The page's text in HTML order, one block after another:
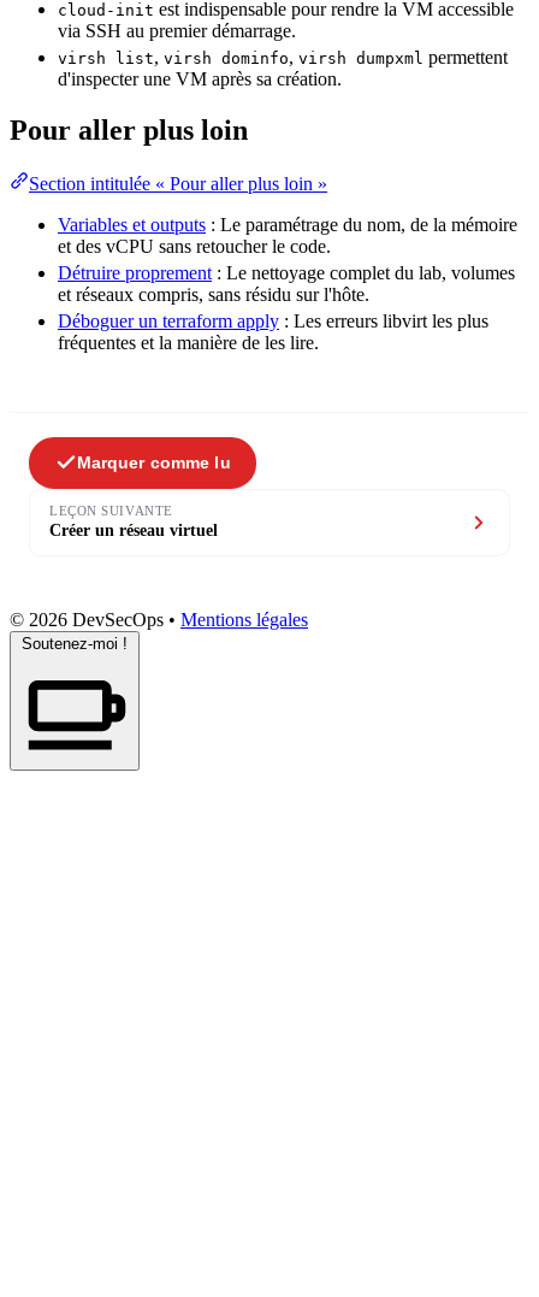
cloud-init est indispensable pour rendre la VM accessible
via SSH au premier démarrage.
virsh list, virsh dominfo, virsh dumpxml permettent
d'inspecter une VM après sa création.
Pour aller plus loin
Section intitulée « Pour aller plus loin »
Variables et outputs : Le paramétrage du nom, de la mémoire
et des vCPU sans retoucher le code.
Détruire proprement : Le nettoyage complet du lab, volumes
et réseaux compris, sans résidu sur l'hôte.
Déboguer un terraform apply : Les erreurs libvirt les plus
fréquentes et la manière de les lire.
Marquer comme lu
LEÇON SUIVANTE
Créer un réseau virtuel
© 2026 DevSecOps • Mentions légales
Soutenez-moi !